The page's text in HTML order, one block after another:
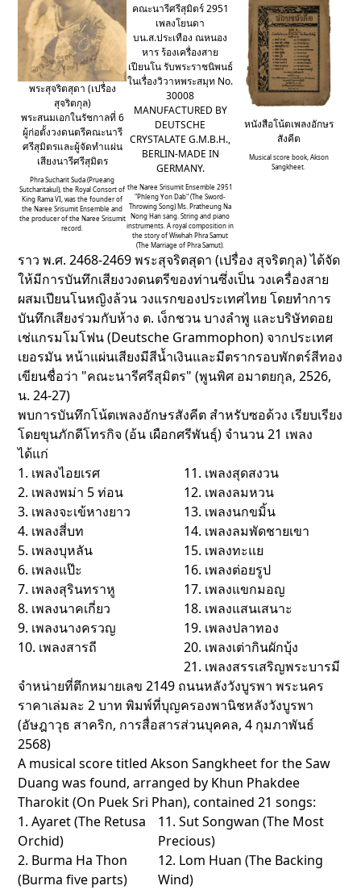
พระสุจริตสุดา (เปรื่อง
สุจริตกุล)
พระสนมเอกในรัชกาลที่ 6
ผู้ก่อตั้งวงดนตรีคณะนารี
ศรีสุมิตรและผู้จัดทำแผ่น
เสียงนารีศรีสุมิตร
Phra Sucharit Suda (Prueang
Sutcharitakul), the Royal Consort of
King Rama VI, was the founder of
the Naree Srisumit Ensemble and
the producer of the Naree Srisumit
record.
คณะนารีศรีสุมิตร์ 2951
เพลงโยนดา
บน.ส.ประเทือง ณหนอง
หาร ร้องเครื่องสาย
เปียนโน รับพระราชนิพนธ์
ในเรื่องวิวาหพระสมุท No.
30008
MANUFACTURED BY
DEUTSCHE
CRYSTALATE G.M.B.H.,
BERLIN-MADE IN
GERMANY.
the Naree Srisumit Ensemble 2951
"Phleng Yon Dab" (The Sword-
Throwing Song) Ms. Pratheung Na
Nong Han sang. String and piano
instruments. A royal composition in
the story of Wiwhah Phra Samut
(The Marriage of Phra Samut).
หนังสือโน้ตเพลงอักษร
สังคีต
Musical score book, Akson
Sangkheet.
ราว พ.ศ. 2468-2469 พระสุจริตสุดา (เปรื่อง สุจริตกุล) ได้จัด
ให้มีการบันทึกเสียงวงดนตรีของท่านซึ่งเป็น วงเครื่องสาย
ผสมเปียนโนหญิงล้วน วงแรกของประเทศไทย โดยทำการ
บันทึกเสียงร่วมกับห้าง ต. เง็กชวน บางลำพู และบริษัทดอย
เช่แกรมโมโฟน (Deutsche Grammophon) จากประเทศ
เยอรมัน หน้าแผ่นเสียงมีสีน้ำเงินและมีตรากรอบพักตร์สีทอง
เขียนชื่อว่า "คณะนารีศรีสุมิตร" (พูนพิศ อมาตยกุล, 2526,
น. 24-27)
พบการบันทึกโน้ตเพลงอักษรสังคีต สำหรับซอด้วง เรียบเรียง
โดยขุนภักดีโทรกิจ (อ้น เผือกศรีพันธุ์) จำนวน 21 เพลง
ได้แก่
1. เพลงไอยเรศ
2. เพลงพม่า 5 ท่อน
3. เพลงจะเข้หางยาว
4. เพลงสี่บท
5. เพลงบุหลัน
6. เพลงแป๊ะ
7. เพลงสุรินทราหู
8. เพลงนาคเกี่ยว
9. เพลงนางครวญ
10. เพลงสารถี
11. เพลงสุดสงวน
12. เพลงลมหวน
13. เพลงนกขมิ้น
14. เพลงลมพัดชายเขา
15. เพลงทะแย
16. เพลงต่อยรูป
17. เพลงแขกมอญ
18. เพลงแสนเสนาะ
19. เพลงปลาทอง
20. เพลงเต่ากินผักบุ้ง
21. เพลงสรรเสริญพระบารมี
จำหน่ายที่ตึกหมายเลข 2149 ถนนหลังวังบูรพา พระนคร
ราคาเล่มละ 2 บาท พิมพ์ที่บุญครองพานิชหลังวังบูรพา
(อัษฎาวุธ สาคริก, การสื่อสารส่วนบุคคล, 4 กุมภาพันธ์
2568)
A musical score titled Akson Sangkheet for the Saw
Duang was found, arranged by Khun Phakdee
Tharokit (On Puek Sri Phan), contained 21 songs:
1. Ayaret (The Retusa
Orchid)
2. Burma Ha Thon
(Burma five parts)
11. Sut Songwan (The Most
Precious)
12. Lom Huan (The Backing
Wind)